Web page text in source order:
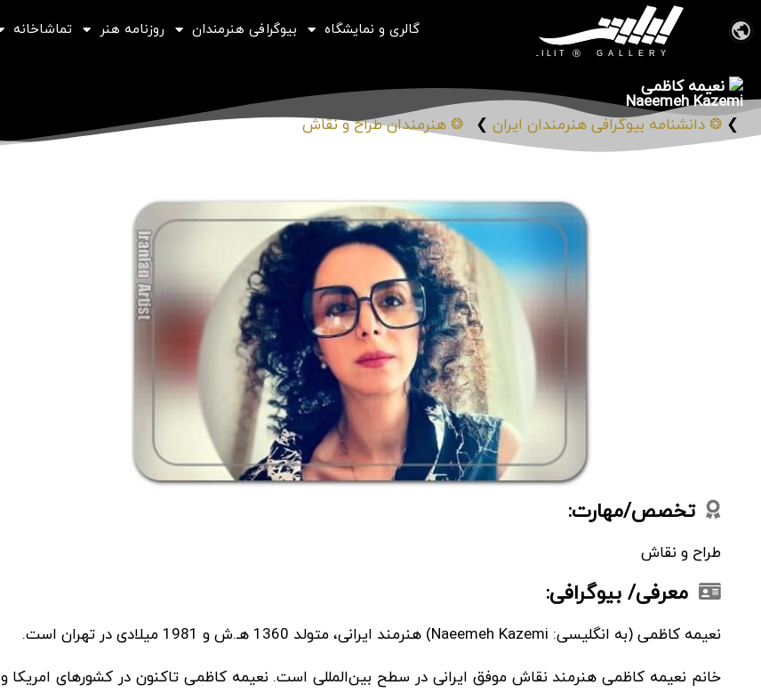
گالری و نمایشگاه بیوگرافی هنرمندان روزنامه هنر تماشاخانه
نعیمه کاظمی
Naeemeh Kazemi
❯ ❂ دانشنامه بیوگرافی هنرمندان ایران ❯ ❂ هنرمندان طراح و نقاش
تخصص/مهارت:
طراح و نقاش
معرفی/ بیوگرافی:
نعیمه کاظمی (به انگلیسی: Naeemeh Kazemi) هنرمند ایرانی، متولد 1360 هـ.ش و 1981 میلادی در تهران است.
خانم نعیمه کاظمی هنرمند نقاش موفق ایرانی در سطح بین‌المللی است. نعیمه کاظمی تاکنون در کشورهای امریکا و